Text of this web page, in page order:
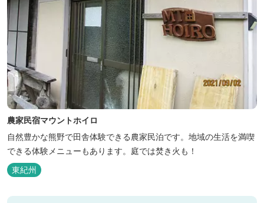
農家民宿マウントホイロ
自然豊かな熊野で田舎体験できる農家民泊です。地域の生活を満喫
できる体験メニューもあります。庭では焚き火も！
東紀州